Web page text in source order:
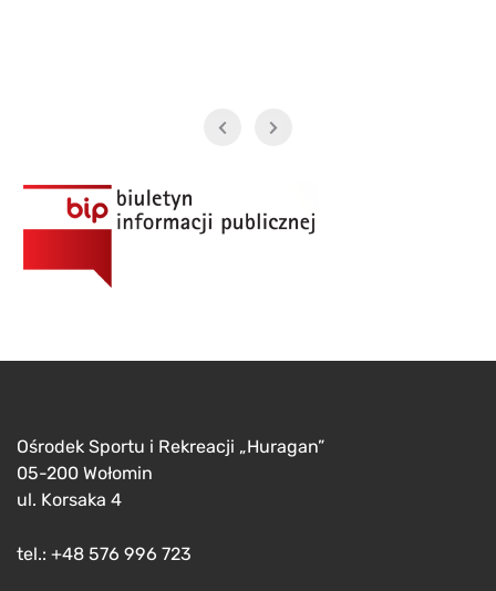
Ośrodek Sportu i Rekreacji „Huragan”
05-200 Wołomin
ul. Korsaka 4
tel.: +48 576 996 723